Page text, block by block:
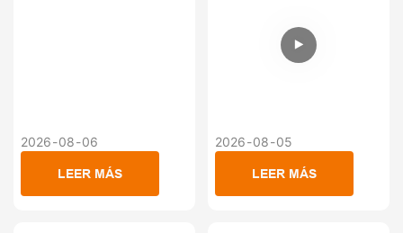
2026 08 06
LEER MÁS
2026 08 05
LEER MÁS